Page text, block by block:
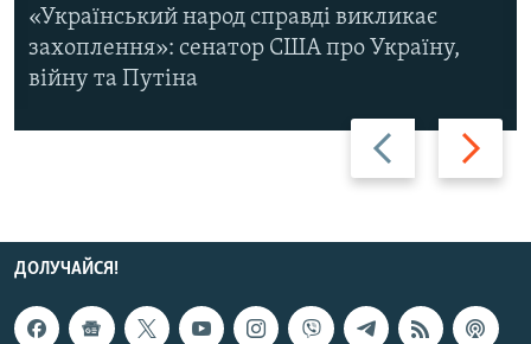
Назад Вперед
«Український народ справді викликає
захоплення»: сенатор США про Україну,
війну та Путіна
ДОЛУЧАЙСЯ!